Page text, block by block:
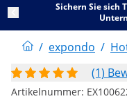
Sichern Sie sich
/ expondo /
(1)
Artikelnummer: